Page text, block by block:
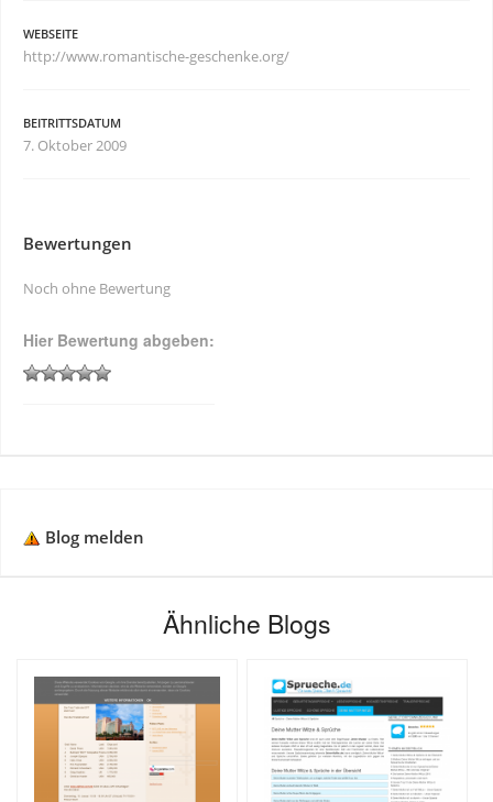
WEBSEITE
http://www.romantische-geschenke.org/
BEITRITTSDATUM
7. Oktober 2009
Bewertungen
Noch ohne Bewertung
Hier Bewertung abgeben:
Blog melden
Ähnliche Blogs